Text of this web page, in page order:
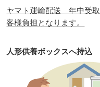
第29回人形供養祭平
第27回人形供養祭平
第26回人形供養祭平
ヤマト運輸配送 年中受
客様負担となります。
人形供養ボックスへ持込